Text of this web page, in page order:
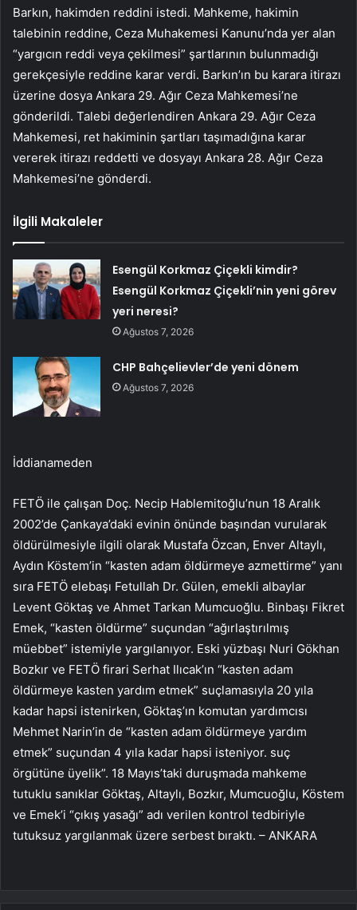
Barkın, hakimden reddini istedi. Mahkeme, hakimin
talebinin reddine, Ceza Muhakemesi Kanunu’nda yer alan
“yargıcın reddi veya çekilmesi” şartlarının bulunmadığı
gerekçesiyle reddine karar verdi. Barkın’ın bu karara itirazı
üzerine dosya Ankara 29. Ağır Ceza Mahkemesi’ne
gönderildi. Talebi değerlendiren Ankara 29. Ağır Ceza
Mahkemesi, ret hakiminin şartları taşımadığına karar
vererek itirazı reddetti ve dosyayı Ankara 28. Ağır Ceza
Mahkemesi’ne gönderdi.
İlgili Makaleler
Esengül Korkmaz Çiçekli kimdir?
Esengül Korkmaz Çiçekli’nin yeni görev
yeri neresi?
Ağustos 7, 2026
CHP Bahçelievler’de yeni dönem
Ağustos 7, 2026
İddianameden
FETÖ ile çalışan Doç. Necip Hablemitoğlu’nun 18 Aralık
2002’de Çankaya’daki evinin önünde başından vurularak
öldürülmesiyle ilgili olarak Mustafa Özcan, Enver Altaylı,
Aydın Köstem’in “kasten adam öldürmeye azmettirme” yanı
sıra FETÖ elebaşı Fetullah Dr. Gülen, emekli albaylar
Levent Göktaş ve Ahmet Tarkan Mumcuoğlu. Binbaşı Fikret
Emek, “kasten öldürme” suçundan “ağırlaştırılmış
müebbet” istemiyle yargılanıyor. Eski yüzbaşı Nuri Gökhan
Bozkır ve FETÖ firari Serhat Ilıcak’ın “kasten adam
öldürmeye kasten yardım etmek” suçlamasıyla 20 yıla
kadar hapsi istenirken, Göktaş’ın komutan yardımcısı
Mehmet Narin’in de “kasten adam öldürmeye yardım
etmek” suçundan 4 yıla kadar hapsi isteniyor. suç
örgütüne üyelik”. 18 Mayıs’taki duruşmada mahkeme
tutuklu sanıklar Göktaş, Altaylı, Bozkır, Mumcuoğlu, Köstem
ve Emek’i “çıkış yasağı” adı verilen kontrol tedbiriyle
tutuksuz yargılanmak üzere serbest bıraktı. – ANKARA